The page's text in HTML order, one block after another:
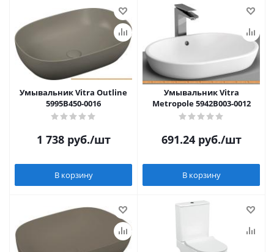
Умывальник Vitra Outline
5995B450-0016
1 738руб./шт
В корзину
Умывальник Vitra
Metropole 5942B003-0012
691.24руб./шт
В корзину